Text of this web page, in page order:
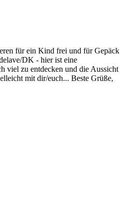
für ein Kind frei und für Gepäck
DK - hier ist eine
viel zu entdecken und die Aussicht
mit dir/euch... Beste Grüße,